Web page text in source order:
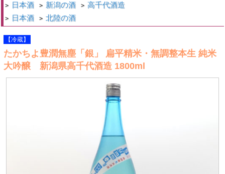
> 日本酒 > 新潟の酒 > 高千代酒造
> 日本酒 > 北陸の酒
【冷蔵】
たかちよ豊潤無塵「銀」 扁平精米・無調整本生 純米
大吟醸 新潟県高千代酒造 1800ml